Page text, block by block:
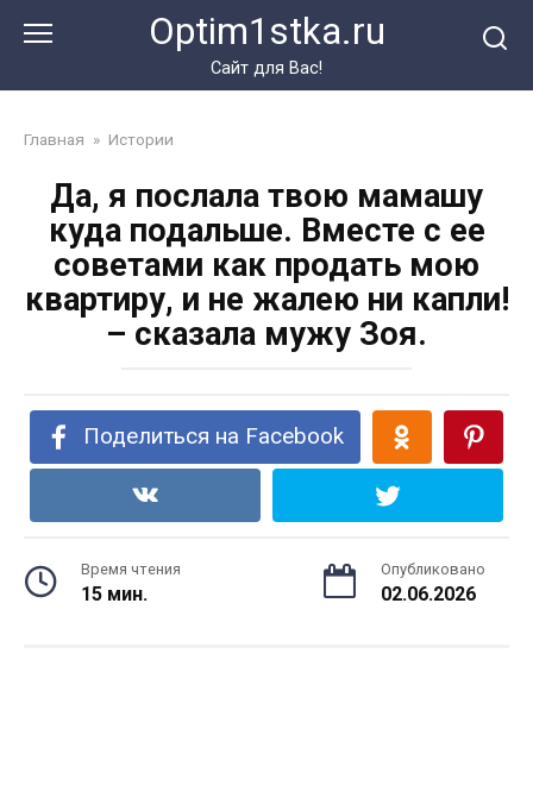
Optim1stka.ru
Сайт для Вас!
Главная » Истории
Да, я послала твою мамашу
куда подальше. Вместе с ее
советами как продать мою
квартиру, и не жалею ни капли!
– сказала мужу Зоя.
Поделиться на Facebook
Время чтения
15 мин.
Опубликовано
02.06.2026